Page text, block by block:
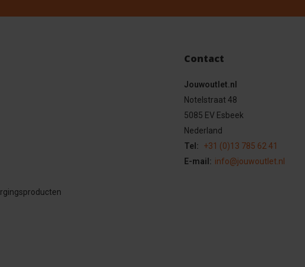
Contact
Jouwoutlet.nl
Notelstraat 48
5085 EV Esbeek
Nederland
Tel:
+31 (0)13 785 62 41
E-mail: info@jouwoutlet.nl